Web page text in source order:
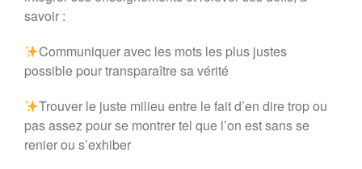
savoir :
Communiquer avec les mots les plus justes
possible pour transparaître sa vérité
Trouver le juste milieu entre le fait d’en dire trop ou
pas assez pour se montrer tel que l’on est sans se
renier ou s’exhiber